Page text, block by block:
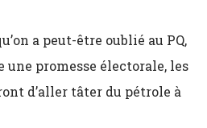
a peut-être oublié au PQ,
une promesse électorale, les
d’aller tâter du pétrole à